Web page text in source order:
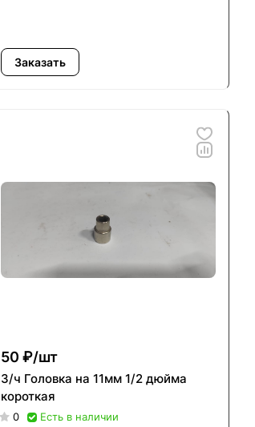
Заказать
50 ₽/шт
З/ч Головка на 11мм 1/2 дюйма
короткая
0 Есть в наличии